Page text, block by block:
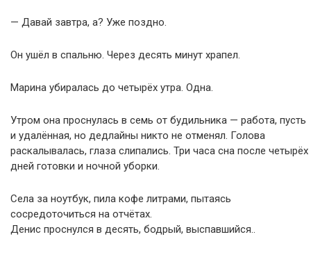
— Давай завтра, а? Уже поздно.
Он ушёл в спальню. Через десять минут храпел.
Марина убиралась до четырёх утра. Одна.
Утром она проснулась в семь от будильника — работа, пусть
и удалённая, но дедлайны никто не отменял. Голова
раскалывалась, глаза слипались. Три часа сна после четырёх
дней готовки и ночной уборки.
Села за ноутбук, пила кофе литрами, пытаясь
сосредоточиться на отчётах.
Денис проснулся в десять, бодрый, выспавшийся..